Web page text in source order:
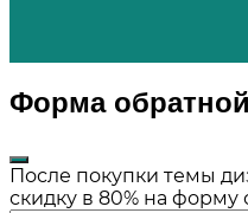
Форма
После покупки темы
скидку в 80% на форму